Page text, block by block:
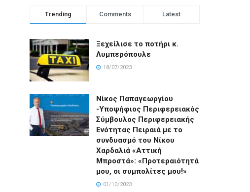
Trending Comments Latest
Ξεχείλισε το ποτήρι κ.
Λυμπερόπουλε
18/07/2023
Νίκος Παπαγεωργίου
-Υποψήφιος Περιφερειακός
Σύμβουλος Περιφερειακής
Ενότητας Πειραιά με το
συνδυασμό του Νίκου
Χαρδαλιά «Αττική
Μπροστά»: «Προτεραιότητά
μου, οι συμπολίτες μου!»
01/10/2023